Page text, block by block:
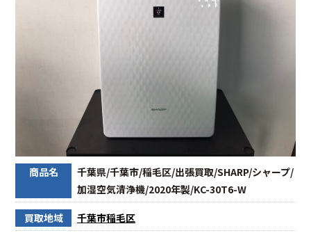
商品名
千葉県/千葉市/稲毛区/出張買取/SHARP/シャープ/
加湿空気清浄機/2020年製/KC-30T6-W
買取地域 千葉市稲毛区